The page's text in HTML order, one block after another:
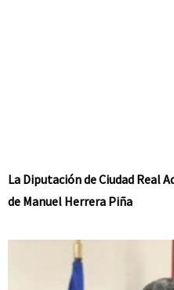
La Diputación de Ciudad Real
de Manuel Herrera Piña